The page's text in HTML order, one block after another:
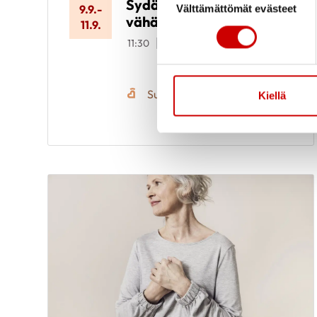
Välttämättömät evästeet
Kiellä
9.9.-
11.9.
Sydänkurssi
vähävaraisille
11:30
Meri-Karinan
Seiskarinkatu 35, 20900
TURKU
Suomen Sydänliitto ry